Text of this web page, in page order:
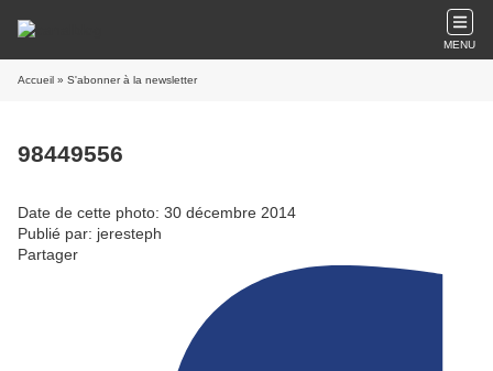
MENU
Accueil » S'abonner à la newsletter
98449556
Date de cette photo: 30 décembre 2014
Publié par: jeresteph
Partager